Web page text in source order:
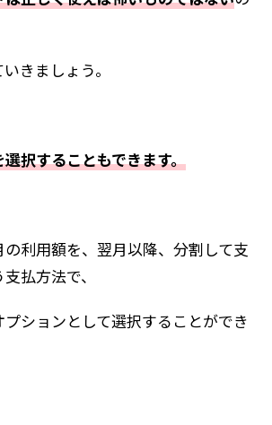
きましょう。
択することもできます。
利用額を、翌月以降、分割して支
払方法で、
ションとして選択することができ